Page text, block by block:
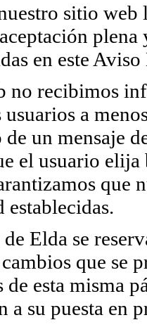
sitio
plena
en este
no recibimos
usuarios a
de un mensaje
el usuario
que
establecidas.
Elda se
que se
esta misma
a su puesta en